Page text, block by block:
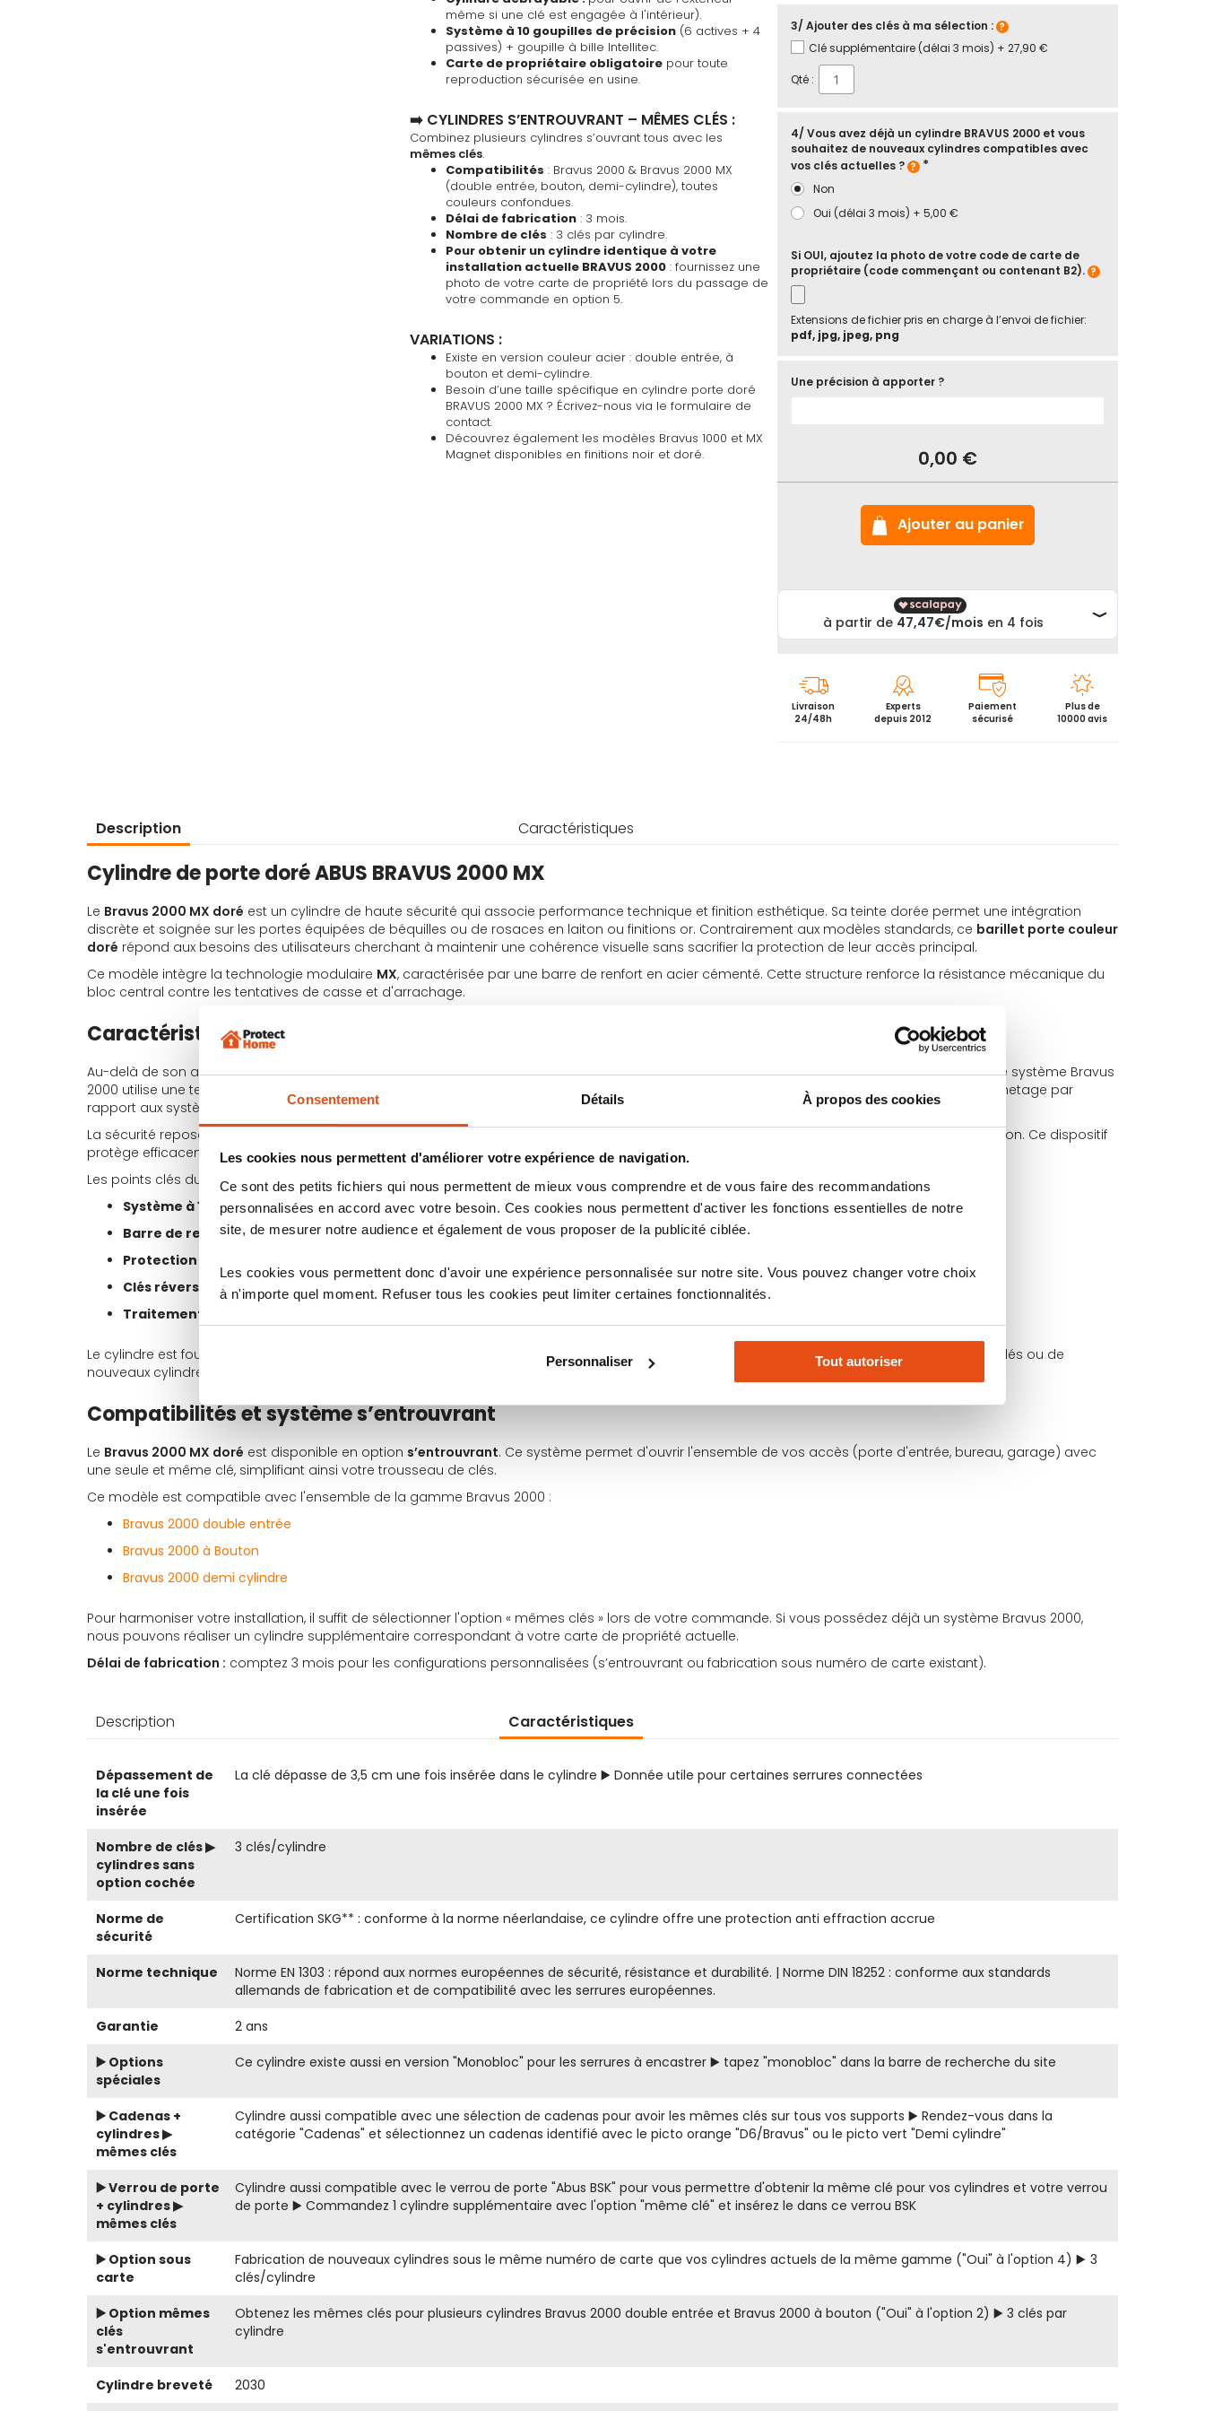
Consentement Détails À propos des cookies
Les cookies nous permettent d'améliorer votre expérience de navigation.
Ce sont des petits fichiers qui nous permettent de mieux vous comprendre et de vous faire des recommandations
personnalisées en accord avec votre besoin. Ces cookies nous permettent d'activer les fonctions essentielles de notre
site, de mesurer notre audience et également de vous proposer de la publicité ciblée.
Les cookies vous permettent donc d'avoir une expérience personnalisée sur notre site. Vous pouvez changer votre choix
à n'importe quel moment. Refuser tous les cookies peut limiter certaines fonctionnalités.
Personnaliser Tout autoriser
même si une clé est engagée à l'intérieur).
Système à 10 goupilles de précision (6 actives + 4
passives) + goupille à bille Intellitec.
Carte de propriétaire obligatoire pour toute
reproduction sécurisée en usine.
➡️ CYLINDRES S’ENTROUVRANT – MÊMES CLÉS :
Combinez plusieurs cylindres s’ouvrant tous avec les
mêmes clés.
Compatibilités : Bravus 2000 & Bravus 2000 MX
(double entrée, bouton, demi-cylindre), toutes
couleurs confondues.
Délai de fabrication : 3 mois.
Nombre de clés : 3 clés par cylindre.
Pour obtenir un cylindre identique à votre
installation actuelle BRAVUS 2000 : fournissez une
photo de votre carte de propriété lors du passage de
votre commande en option 5.
VARIATIONS :
Existe en version couleur acier : double entrée, à
bouton et demi-cylindre.
Besoin d’une taille spécifique en cylindre porte doré
BRAVUS 2000 MX ? Écrivez-nous via le formulaire de
contact.
Découvrez également les modèles Bravus 1000 et MX
Magnet disponibles en finitions noir et doré.
3/ Ajouter des clés à ma sélection :
Clé supplémentaire (délai 3 mois) + 27,90 €
Qté :
4/ Vous avez déjà un cylindre BRAVUS 2000 et vous
souhaitez de nouveaux cylindres compatibles avec
vos clés actuelles ?
Non
Oui (délai 3 mois) + 5,00 €
Si OUI, ajoutez la photo de votre code de carte de
propriétaire (code commençant ou contenant B2).
Extensions de fichier pris en charge à l’envoi de fichier:
pdf, jpg, jpeg, png
Une précision à apporter ?
0,00 €
Ajouter au panier
Livraison
24/48h
Experts
depuis 2012
Paiement
sécurisé
Plus de
10000 avis
Description Caractéristiques
Cylindre de porte doré ABUS BRAVUS 2000 MX
Le Bravus 2000 MX doré est un cylindre de haute sécurité qui associe performance technique et finition esthétique. Sa teinte dorée permet une intégration
discrète et soignée sur les portes équipées de béquilles ou de rosaces en laiton ou finitions or. Contrairement aux modèles standards, ce barillet porte couleur
doré répond aux besoins des utilisateurs cherchant à maintenir une cohérence visuelle sans sacrifier la protection de leur accès principal.
Ce modèle intègre la technologie modulaire MX, caractérisée par une barre de renfort en acier cémenté. Cette structure renforce la résistance mécanique du
bloc central contre les tentatives de casse et d'arrachage.
Caractéristiques techniques du cylindre porte doré Bravus 2000 MX
Au-delà de son aspect visuel, ce cylindre repose sur une mécanique de précision conçue pour contrer les méthodes d'effraction courantes. Le système Bravus
2000 utilise une technologie à
10 goupilles
(réparties sur deux rangées de verrouillage), ce qui augmente significativement la difficulté de crochetage par
rapport aux systèmes d'entrée de gamme.
La sécurité repose également sur le brevet
: un système de goupille à bille intégré qui vérifie la validité de la clé lors de l'insertion. Ce dispositif
protège efficacement contre les techniques de manipulation fine.
Les points clés du système :
Système à 10 goupillespour une protection accrue contre le crochetage.
Barre de renfort MX en acier: consolidation du corps du cylindre contre la rupture.
Protection anti-perçage
Clés réversibles : insertion horizontale simplifiée pour un usage quotidien fluide.
Traitement de surface doré
Le cylindre est fourni avec
. Cette carte est indispensable et obligatoire pour toute commande de doubles de clés ou de
nouveaux cylindres sur le même varié.
Compatibilités et système s’entrouvrant
Le Bravus 2000 MX doré est disponible en option s’entrouvrant. Ce système permet d'ouvrir l'ensemble de vos accès (porte d'entrée, bureau, garage) avec
une seule et même clé, simplifiant ainsi votre trousseau de clés.
Ce modèle est compatible avec l'ensemble de la gamme Bravus 2000 :
Bravus 2000 double entrée
Bravus 2000 à Bouton
Bravus 2000 demi cylindre
Pour harmoniser votre installation, il suffit de sélectionner l'option « mêmes clés » lors de votre commande. Si vous possédez déjà un système Bravus 2000,
nous pouvons réaliser un cylindre supplémentaire correspondant à votre carte de propriété actuelle.
Délai de fabrication : comptez 3 mois pour les configurations personnalisées (s’entrouvrant ou fabrication sous numéro de carte existant).
Description Caractéristiques
d’information
Dépassement de
la clé une fois
insérée
La clé dépasse de 3,5 cm une fois insérée dans le cylindre ▶️ Donnée utile pour certaines serrures connectées
Nombre de clés ▶
cylindres sans
option cochée
3 clés/cylindre
Norme de
sécurité
Certification SKG** : conforme à la norme néerlandaise, ce cylindre offre une protection anti effraction accrue
Norme technique
Norme EN 1303 : répond aux normes européennes de sécurité, résistance et durabilité. | Norme DIN 18252 : conforme aux standards
allemands de fabrication et de compatibilité avec les serrures européennes.
Garantie
2 ans
▶️ Options
spéciales
Ce cylindre existe aussi en version "Monobloc" pour les serrures à encastrer ▶️ tapez "monobloc" dans la barre de recherche du site
▶️ Cadenas +
cylindres ▶
mêmes clés
Cylindre aussi compatible avec une sélection de cadenas pour avoir les mêmes clés sur tous vos supports ▶️ Rendez-vous dans la
catégorie "Cadenas" et sélectionnez un cadenas identifié avec le picto orange "D6/Bravus" ou le picto vert "Demi cylindre"
▶️ Verrou de porte
+ cylindres ▶
mêmes clés
Cylindre aussi compatible avec le verrou de porte "Abus BSK" pour vous permettre d'obtenir la même clé pour vos cylindres et votre verrou
de porte ▶️ Commandez 1 cylindre supplémentaire avec l'option "même clé" et insérez le dans ce verrou BSK
▶️ Option sous
carte
Fabrication de nouveaux cylindres sous le même numéro de carte que vos cylindres actuels de la même gamme ("Oui" à l'option 4) ▶️ 3
clés/cylindre
▶️ Option mêmes
clés
s'entrouvrant
Obtenez les mêmes clés pour plusieurs cylindres Bravus 2000 double entrée et Bravus 2000 à bouton ("Oui" à l'option 2) ▶️ 3 clés par
cylindre
Cylindre breveté 2030